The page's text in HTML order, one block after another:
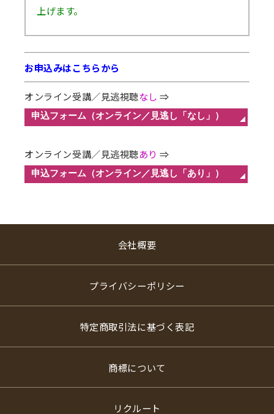
上げます。
お申込みはこちらから
オンライン受講／見逃視聴なし ⇒
オンライン受講／見逃視聴あり ⇒
会社概要
プライバシーポリシー
特定商取引法に基づく表記
商標について
リクルート